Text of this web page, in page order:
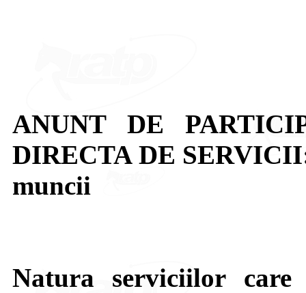
ANUNT DE
DIRECTA DE
muncii
Natura serviciilor